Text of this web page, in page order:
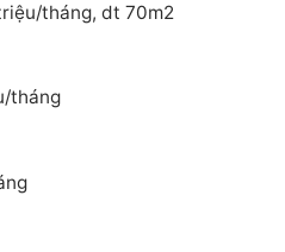
tháng, dt 70m2
tháng